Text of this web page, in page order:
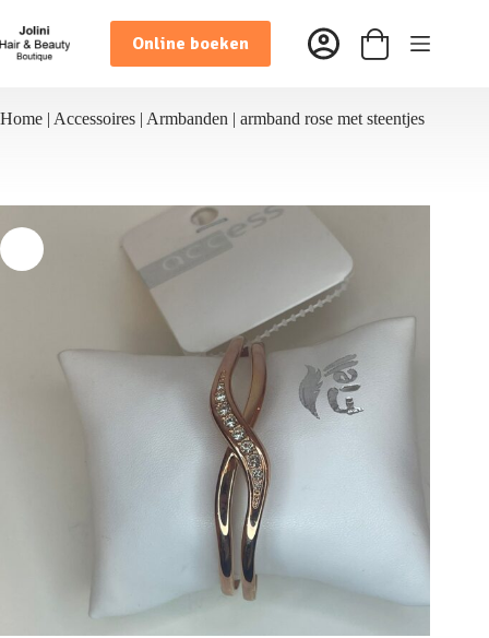
naar
de
inhoud
Online boeken Winkelwagen
Home | Accessoires | Armbanden | armband rose met steentjes